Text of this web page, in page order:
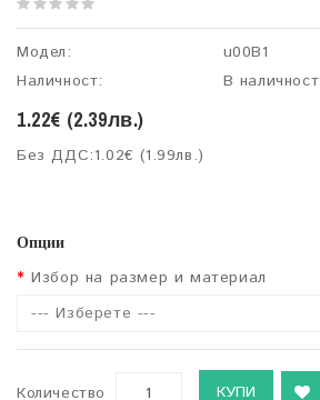
Модел:
u00B1
Наличност:
В наличност
1.22€ (2.39лв.)
Без ДДС:1.02€ (1.99лв.)
Опции
Избор на размер и материал
--- Изберете ---
Количество КУПИ